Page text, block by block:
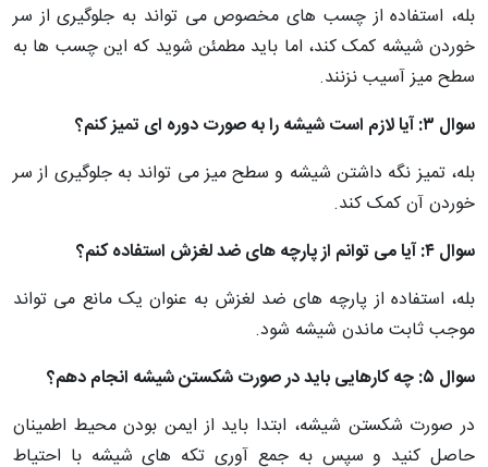
بله، استفاده از چسب های مخصوص می تواند به جلوگیری از سر
خوردن شیشه کمک کند، اما باید مطمئن شوید که این چسب ها به
سطح میز آسیب نزنند.
سوال ۳: آیا لازم است شیشه را به صورت دوره ای تمیز کنم؟
بله، تمیز نگه داشتن شیشه و سطح میز می تواند به جلوگیری از سر
خوردن آن کمک کند.
سوال ۴: آیا می توانم از پارچه های ضد لغزش استفاده کنم؟
بله، استفاده از پارچه های ضد لغزش به عنوان یک مانع می تواند
موجب ثابت ماندن شیشه شود.
سوال ۵: چه کارهایی باید در صورت شکستن شیشه انجام دهم؟
در صورت شکستن شیشه، ابتدا باید از ایمن بودن محیط اطمینان
حاصل کنید و سپس به جمع آوری تکه های شیشه با احتیاط